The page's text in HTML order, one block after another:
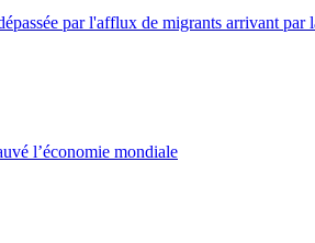
par l'afflux de migrants arrivant par
l’économie mondiale